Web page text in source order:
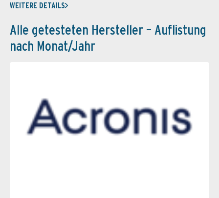
WEITERE DETAILS
Alle getesteten Hersteller – Auflistung
nach Monat/Jahr